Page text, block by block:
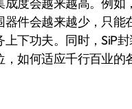
器件会越来越少，只能
上下功夫。同时，SiP
，如何适应千行百业的